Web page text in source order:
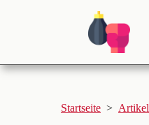
Startseite > Artikel